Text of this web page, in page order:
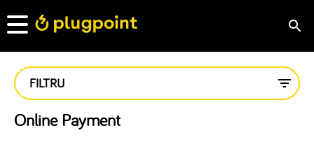
FILTRU
Online Payment